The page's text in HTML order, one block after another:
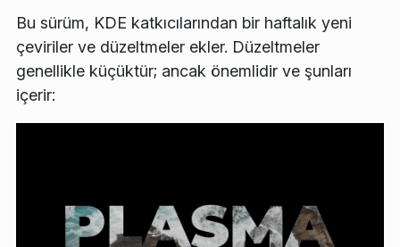
Bu sürüm, KDE katkıcılarından bir haftalık yeni
çeviriler ve düzeltmeler ekler. Düzeltmeler
genellikle küçüktür; ancak önemlidir ve şunları
içerir: